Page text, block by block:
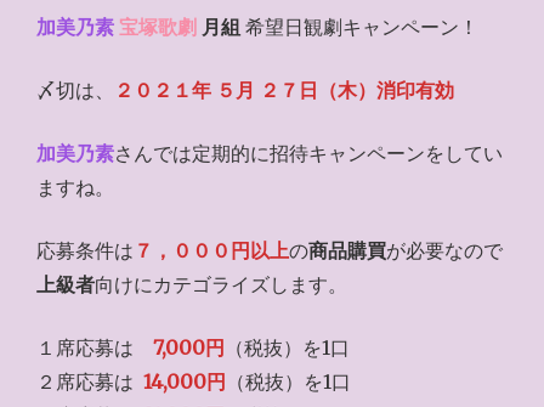
加美乃素 宝塚歌劇 月組 希望日観劇キャンペーン！
〆切は、 ２０２１年 ５月 ２７日（木）消印有効
加美乃素さんでは定期的に招待キャンペーンをしてい
ますね。
応募条件は ７，０００円以上の商品購買が必要なので
上級者向けにカテゴライズします。
１席応募は 7,000円
（税抜）を1口
２席応募は 14,000円
（税抜）を1口